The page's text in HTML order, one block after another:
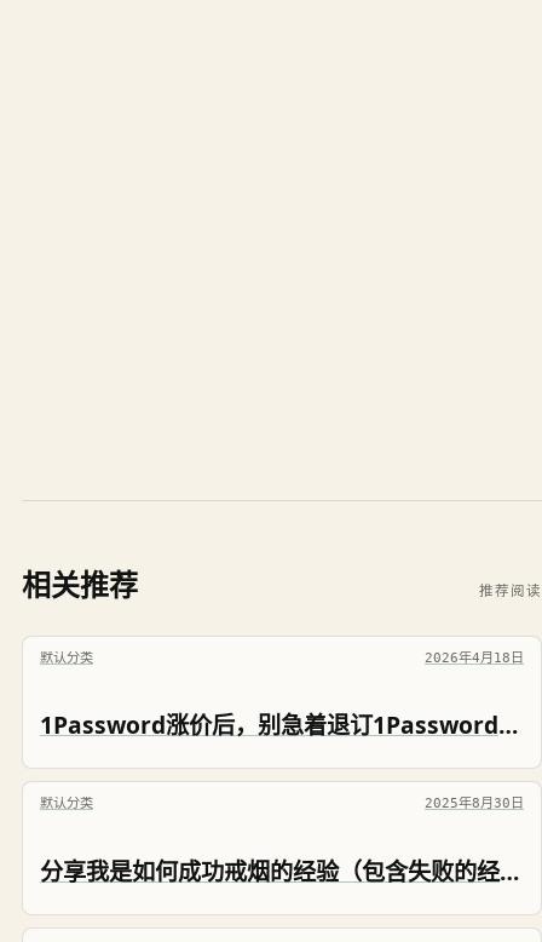
相关推荐 推荐阅读
默认分类 2026年4月18日
1Password涨价后，别急着退订1Password，这个操作能帮你省25%
默认分类 2025年8月30日
分享我是如何成功戒烟的经验（包含失败的经验）